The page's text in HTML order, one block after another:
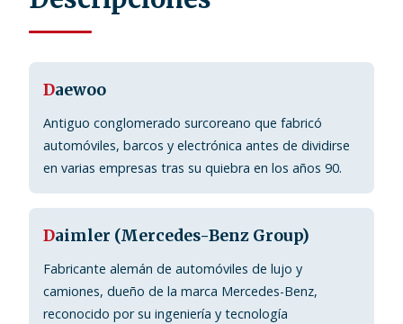
Daewoo
Antiguo conglomerado surcoreano que fabricó
automóviles, barcos y electrónica antes de dividirse
en varias empresas tras su quiebra en los años 90.
Daimler (Mercedes-Benz Group)
Fabricante alemán de automóviles de lujo y
camiones, dueño de la marca Mercedes-Benz,
reconocido por su ingeniería y tecnología